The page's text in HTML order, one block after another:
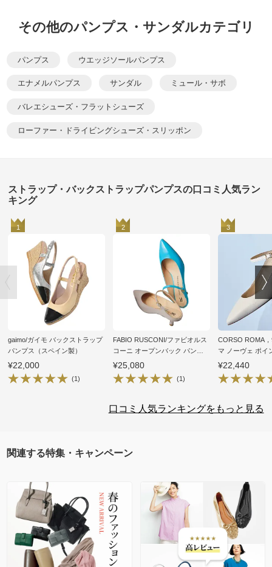
その他のパンプス・サンダルカテゴリ
パンプス ウエッジソールパンプス
エナメルパンプス サンダル ミュール・サボ
バレエシューズ・フラットシューズ
ローファー・ドライビングシューズ・スリッポン
ストラップ・バックストラップパンプスの口コミ人気ラン
キング
1
gaimo/ガイモ バックストラップ
パンプス（スペイン製）
¥22,000
(1)
2
FABIO RUSCONI/ファビオルス
コーニ オープンバック パンプ
ス（イタリア製）
¥25,080
(1)
3
CORSO ROMA
マ ノーヴェ ポイ
ミュール（イタ
¥22,440
口コミ人気ランキングをもっと見る
関連する特集・キャンペーン